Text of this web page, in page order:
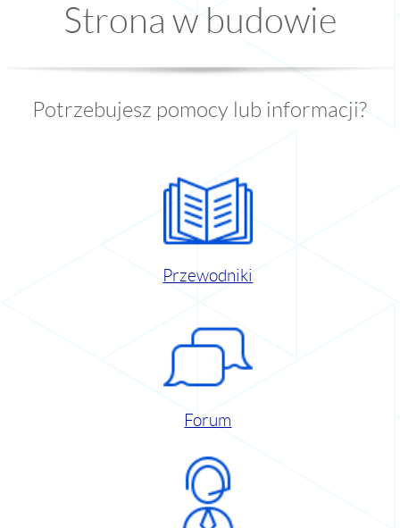
Strona w budowie
Potrzebujesz pomocy lub informacji?
Przewodniki
Forum